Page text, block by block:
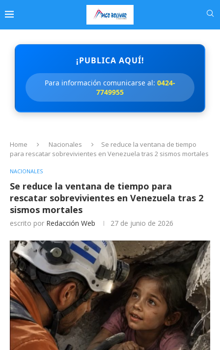
¡PUBLICA AQUÍ!
Para información comunicarse al: 0424-
7749955
Home Nacionales
Se reduce la ventana de tiempo
para rescatar sobrevivientes en Venezuela tras 2 sismos mortales
NACIONALES
Se reduce la ventana de tiempo para
rescatar sobrevivientes en Venezuela tras 2
sismos mortales
escrito por Redacción Web 27 de junio de 2026